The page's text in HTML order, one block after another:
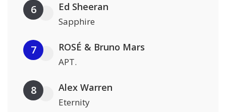
6 Ed Sheeran
Sapphire
7 ROSÉ & Bruno Mars
APT.
8 Alex Warren
Eternity